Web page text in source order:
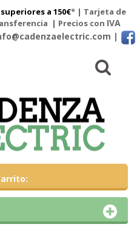
superiores a 150€* | Tarjeta de
| Precios con IVA
|